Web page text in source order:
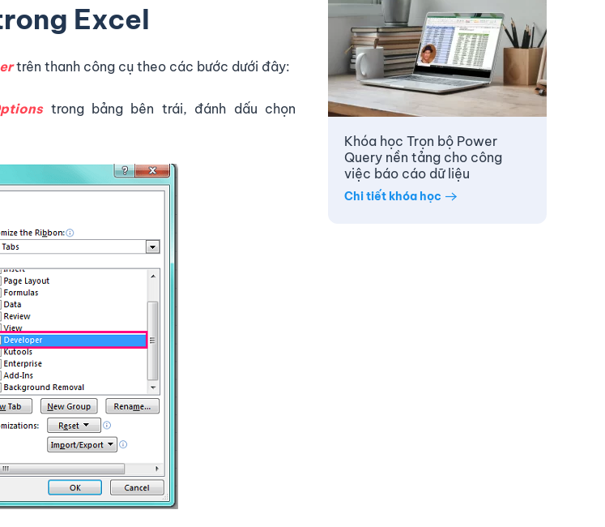
Excel
trên thanh công cụ theo các bước dưới đây:
trong bảng bên trái, đánh dấu chọn
Khóa học Trọn bộ Power
Query nền tảng cho công
việc báo cáo dữ liệu
Chi tiết khóa học